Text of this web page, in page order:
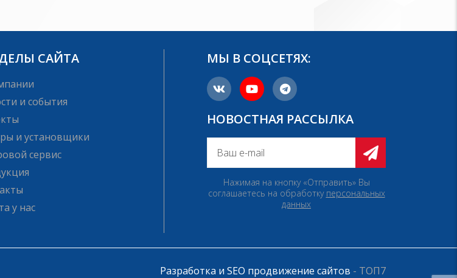
САЙТА
и события
и установщики
сервис
у нас
МЫ В СОЦСЕТЯХ:
НОВОСТНАЯ РАССЫЛКА
Нажимая на кнопку «Отправить» Вы
соглашаетесь на обработку персональных
данных
Разработка и SEO продвижение сайтов - ТОП7